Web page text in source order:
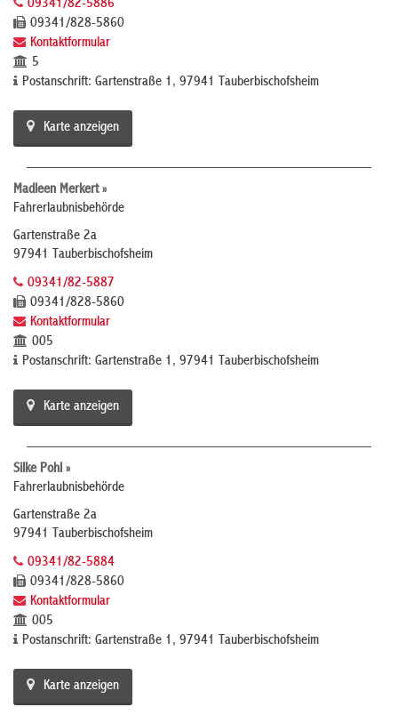
09341/82-5886
09341/828-5860
Kontaktformular
5
Postanschrift: Gartenstraße 1, 97941 Tauberbischofsheim
Karte anzeigen
Madleen Merkert »
Fahrerlaubnisbehörde
Gartenstraße 2a
97941 Tauberbischofsheim
09341/82-5887
09341/828-5860
Kontaktformular
005
Postanschrift: Gartenstraße 1, 97941 Tauberbischofsheim
Karte anzeigen
Silke Pohl »
Fahrerlaubnisbehörde
Gartenstraße 2a
97941 Tauberbischofsheim
09341/82-5884
09341/828-5860
Kontaktformular
005
Postanschrift: Gartenstraße 1, 97941 Tauberbischofsheim
Karte anzeigen